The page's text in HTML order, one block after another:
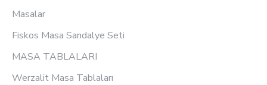
Masalar
Fiskos Masa Sandalye Seti
MASA TABLALARI
Werzalit Masa Tablaları